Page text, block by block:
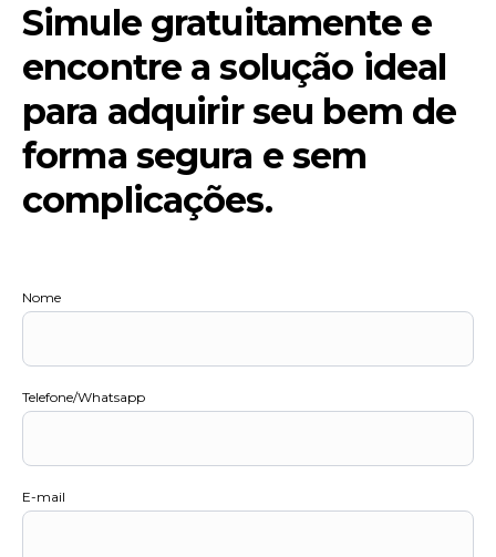
gratuitamente
e
encontre
a
ideal
para
adquirir
bem
de
sem
complicações.
Simule gratuitamente e
encontre a solução ideal
para adquirir seu bem de
forma segura e sem
complicações.
Nome
Telefone/Whatsapp
E-mail